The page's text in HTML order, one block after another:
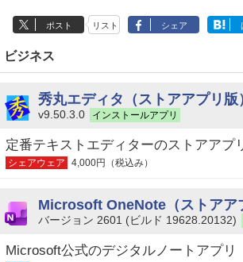
ポスト リスト シェア
ビジネス
秀丸エディタ（ストアアプリ版
v9.50.3.0 インストールアプリ
定番テキストエディターのストアアプ
シェアウェア 4,000円（税込み）
Microsoft OneNote（ストアア
バージョン 2601 (ビルド 19628.20132)
Microsoft公式のデジタルノートアプリ